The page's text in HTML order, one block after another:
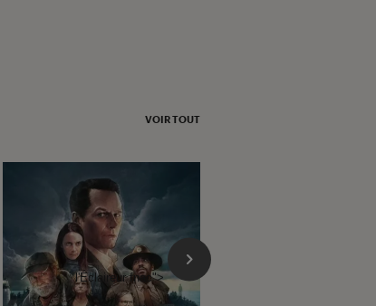
VOIR TOUT
l'Éclaireur fnac">